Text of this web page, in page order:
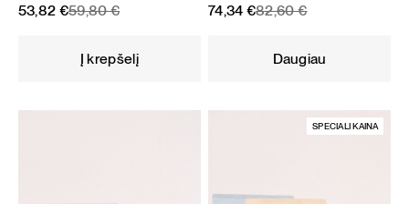
59,80€
Original
53,82 €
Current
Į krepšelį
82,60€
Original
74,34 €
Current
Daugiau
SPECIALI KAINA